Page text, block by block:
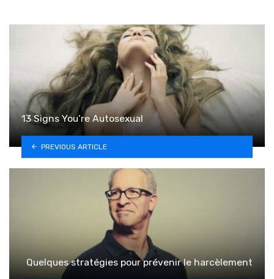
13 Signs You’re Autosexual
PREVIOUS ARTICLE
Quelques stratégies pour prévenir le harcèlement